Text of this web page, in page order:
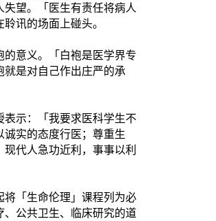
望。「医生有责任将病人
讯的场面上碰头。
的意义。「白袍是医学界专
就是对自己作出庄严的承
示：「我要求医科学生不
实的态度行医；尊重生
代人急功近利，事事以利
「生命伦理」课程列为必
公共卫生、临床研究的道